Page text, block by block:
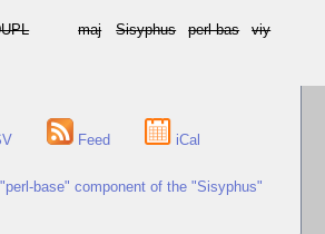
maj Sisyphus perl-bas viy
Feed iCal
base" component of the "Sisyphus"